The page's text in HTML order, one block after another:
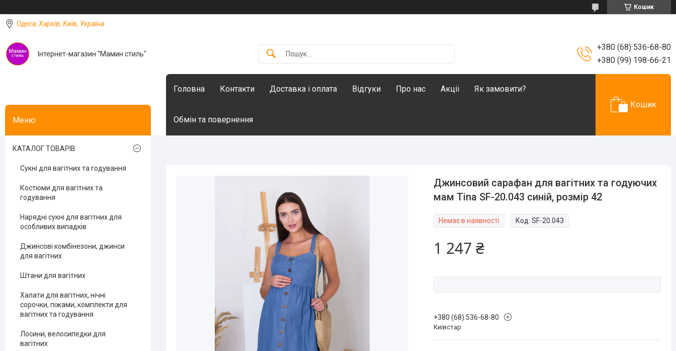
Кошик
Одеса, Харків, Київ, Україна
Інтернет-магазин "Мамин стиль"
+380 (68) 536-68-80
+380 (99) 198-66-21
Головна Контакти Доставка і оплата Відгуки Про нас Акціі Як замовити?
Обмін та повернення
Кошик
Джинсовий сарафан для вагітних та годуючих
мам Tina SF-20.043 синій, розмір 42
Немає в наявності Код:SF-20.043
1 247 ₴
+380 (68) 536-68-80
Київстар
КАТАЛОГ ТОВАРІВ
Сукні для вагітних та годування
Костюми для вагітних та
годування
Нарядні сукні для вагітних для
особливих випадків
Джинсові комбінезони, джинси
для вагітних
Штани для вагітних
Халати для вагітних, нічні
сорочки, піжами, комплекти для
вагітних та годування
Лосини, велосипедки для
вагітних